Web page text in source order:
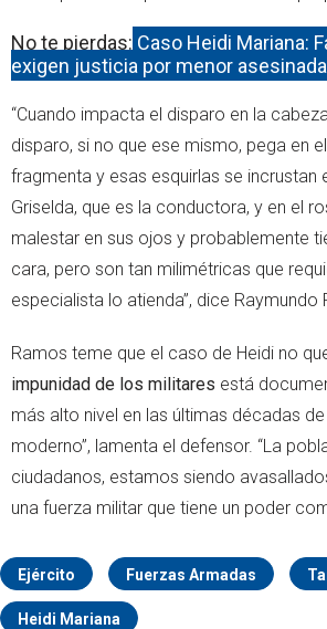
No te pierdas: Caso Heidi Mariana:
exigen justicia por menor
“Cuando impacta el disparo en la
disparo, si no que ese mismo, pega en
fragmenta y esas esquirlas se incrustan
Griselda, que es la conductora, y en el
malestar en sus ojos y probablemente
cara, pero son tan milimétricas que
especialista lo atienda”, dice Raymundo
Ramos teme que el caso de Heidi no
impunidad de los militares está
más alto nivel en las últimas décadas
moderno”, lamenta el defensor. “La
ciudadanos, estamos siendo
una fuerza militar que tiene un poder
Ejército Fuerzas Armadas
Heidi Mariana